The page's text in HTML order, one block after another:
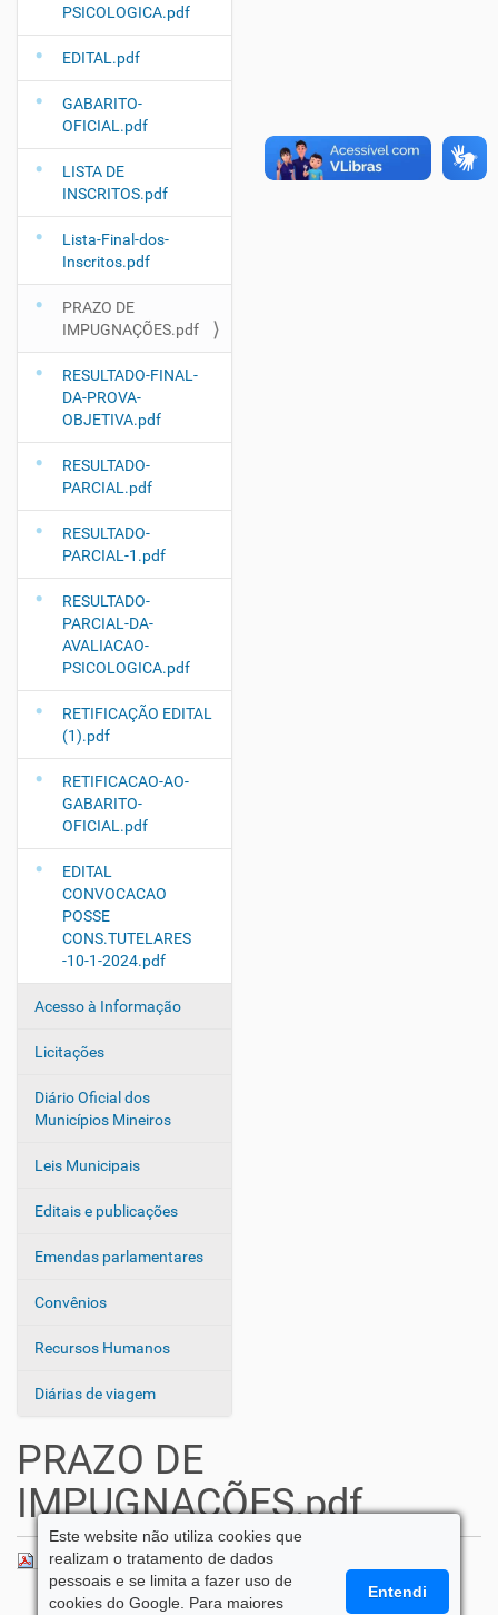
PSICOLOGICA.pdf
EDITAL.pdf
GABARITO-
OFICIAL.pdf
LISTA DE
INSCRITOS.pdf
Lista-Final-dos-
Inscritos.pdf
PRAZO DE
IMPUGNAÇÕES.pdf
RESULTADO-FINAL-
DA-PROVA-
OBJETIVA.pdf
RESULTADO-
PARCIAL.pdf
RESULTADO-
PARCIAL-1.pdf
RESULTADO-
PARCIAL-DA-
AVALIACAO-
PSICOLOGICA.pdf
RETIFICAÇÃO EDITAL
(1).pdf
RETIFICACAO-AO-
GABARITO-
OFICIAL.pdf
EDITAL
CONVOCACAO
POSSE
CONS.TUTELARES
-10-1-2024.pdf
Acesso à Informação
Licitações
Diário Oficial dos
Municípios Mineiros
Leis Municipais
Editais e publicações
Emendas parlamentares
Convênios
Recursos Humanos
Diárias de viagem
PRAZO DE
IMPUGNAÇÕES.pdf
PRAZO DE IMPUGNAÇÕES.pdf— 66 KB
Este website não utiliza cookies que
realizam o tratamento de dados
pessoais e se limita a fazer uso de
cookies do Google. Para maiores
Entendi